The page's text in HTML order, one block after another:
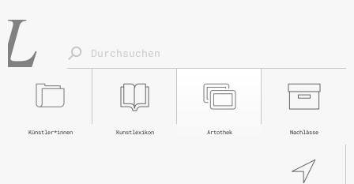
Nachlässe
Artothek
Kunstlexikon
Künstler*innen